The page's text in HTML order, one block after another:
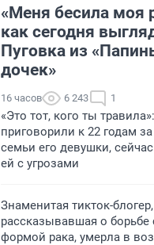
«Меня бесила моя
как сегодня
Пуговка из
дочек»
16 часов 6 243 1
«Это тот, кого ты
приговорили к 22 годам
семьи его девушки,
ей с угрозами
Знаменитая тикток-блогер,
рассказывавшая о борьбе
формой рака, умерла в